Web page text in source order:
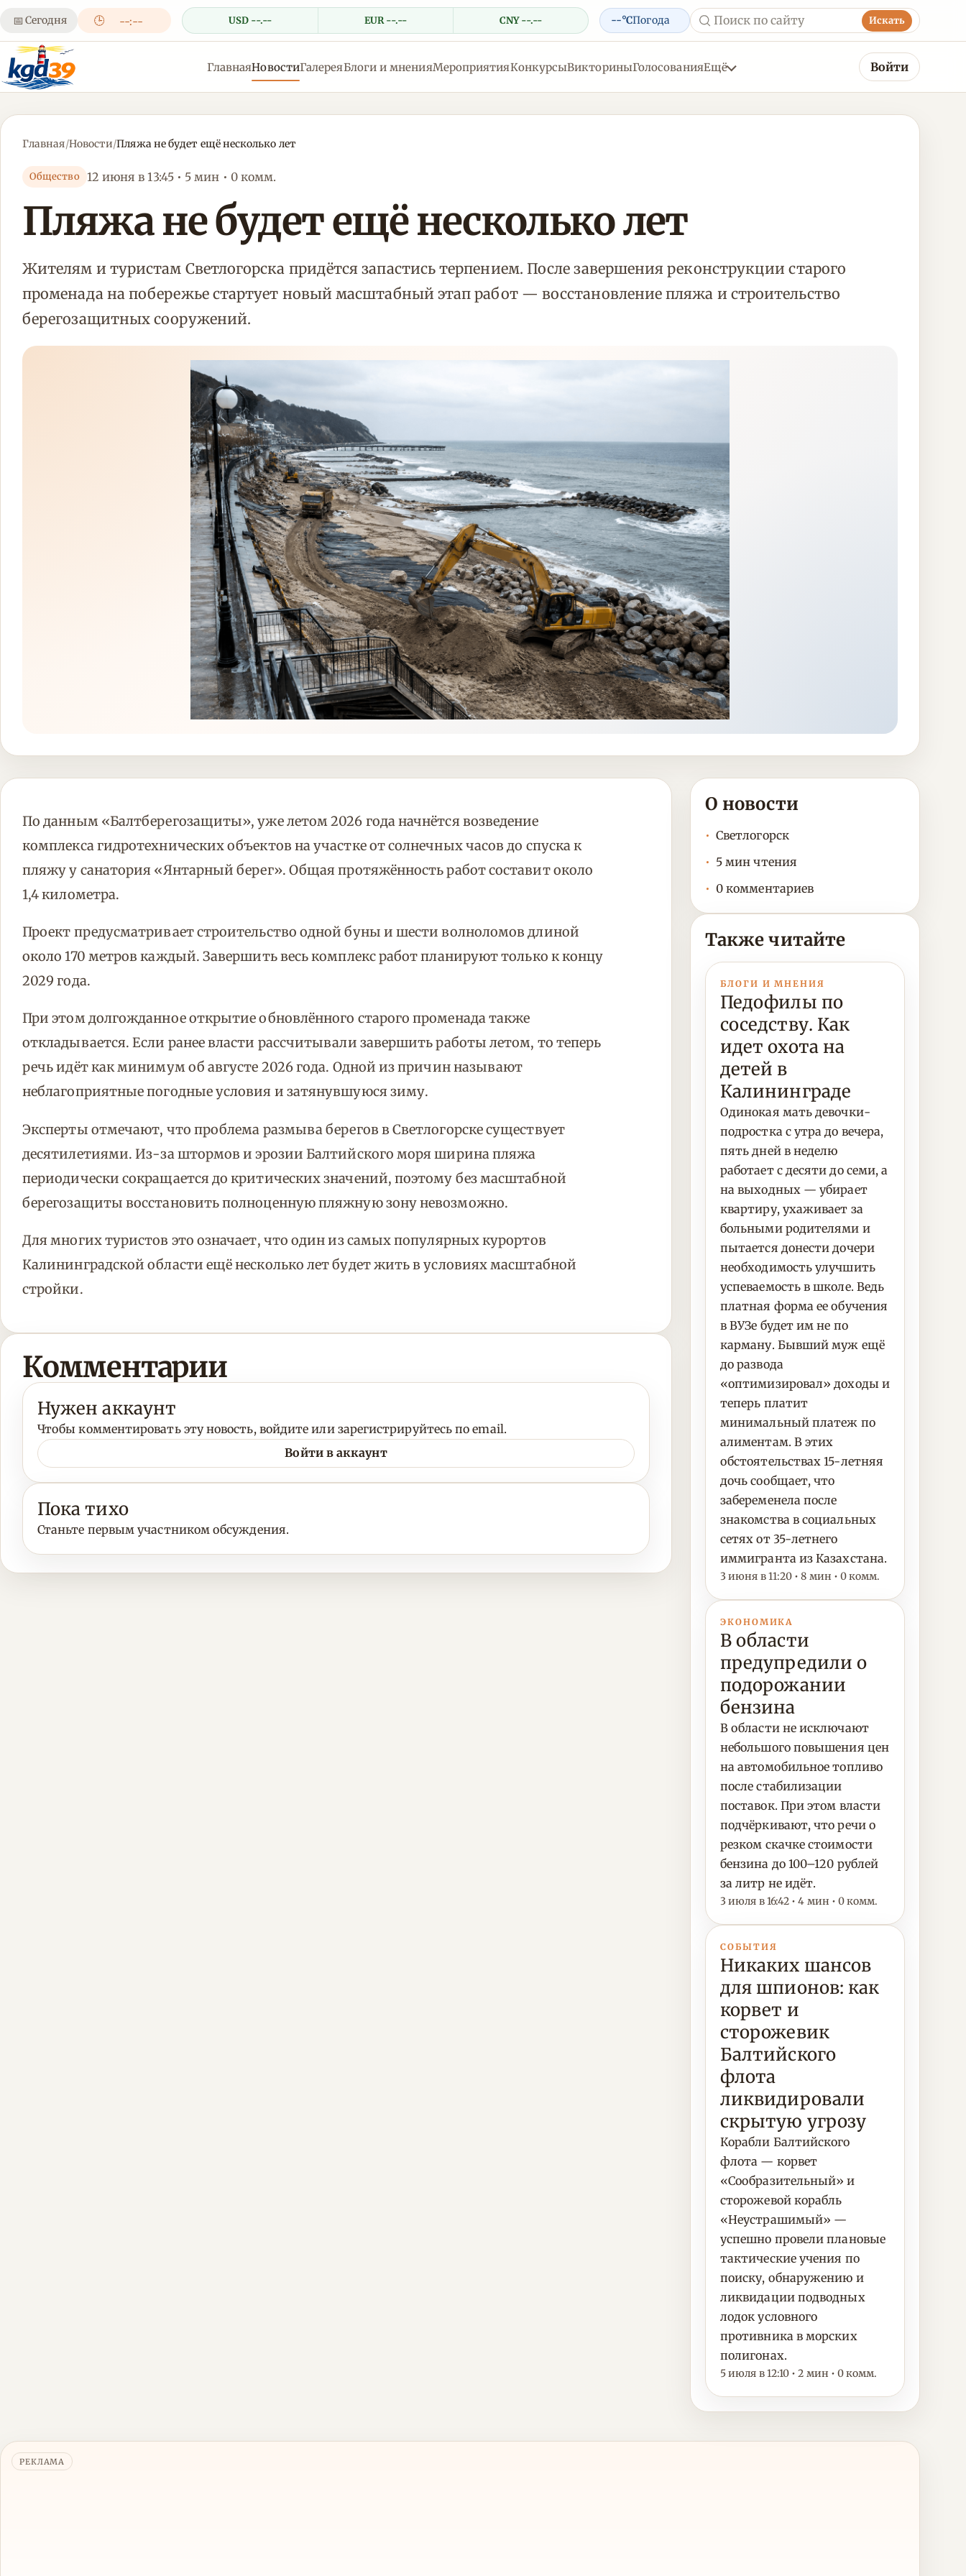
📅 Сегодня 🕒 --:-- USD --.-- EUR --.-- CNY --.-- --°CПогода Искать
ГлавнаяНовостиГалереяБлоги и мненияМероприятияКонкурсыВикториныГолосованияЕщё Войти
Главная/Новости/Пляжа не будет ещё несколько лет
Общество 12 июня в 13:45 • 5 мин • 0 комм.
Пляжа не будет ещё несколько лет
Жителям и туристам Светлогорска придётся запастись терпением. После завершения реконструкции старого
променада на побережье стартует новый масштабный этап работ — восстановление пляжа и строительство
берегозащитных сооружений.
По данным «Балтберегозащиты», уже летом 2026 года начнётся возведение
комплекса гидротехнических объектов на участке от солнечных часов до спуска к
пляжу у санатория «Янтарный берег». Общая протяжённость работ составит около
1,4 километра.
Проект предусматривает строительство одной буны и шести волноломов длиной
около 170 метров каждый. Завершить весь комплекс работ планируют только к концу
2029 года.
При этом долгожданное открытие обновлённого старого променада также
откладывается. Если ранее власти рассчитывали завершить работы летом, то теперь
речь идёт как минимум об августе 2026 года. Одной из причин называют
неблагоприятные погодные условия и затянувшуюся зиму.
Эксперты отмечают, что проблема размыва берегов в Светлогорске существует
десятилетиями. Из-за штормов и эрозии Балтийского моря ширина пляжа
периодически сокращается до критических значений, поэтому без масштабной
берегозащиты восстановить полноценную пляжную зону невозможно.
Для многих туристов это означает, что один из самых популярных курортов
Калининградской области ещё несколько лет будет жить в условиях масштабной
стройки.
Комментарии
Нужен аккаунт
Чтобы комментировать эту новость, войдите или зарегистрируйтесь по email.
Войти в аккаунт
Пока тихо
Станьте первым участником обсуждения.
О новости
Светлогорск
5 мин чтения
0 комментариев
Также читайте
БЛОГИ И МНЕНИЯ
Педофилы по
соседству. Как
идет охота на
детей в
Калининграде
Одинокая мать девочки-
подростка с утра до вечера,
пять дней в неделю
работает с десяти до семи, а
на выходных — убирает
квартиру, ухаживает за
больными родителями и
пытается донести дочери
необходимость улучшить
успеваемость в школе. Ведь
платная форма ее обучения
в ВУЗе будет им не по
карману. Бывший муж ещё
до развода
«оптимизировал» доходы и
теперь платит
минимальный платеж по
алиментам. В этих
обстоятельствах 15-летняя
дочь сообщает, что
забеременела после
знакомства в социальных
сетях от 35-летнего
иммигранта из Казахстана.
3 июня в 11:20 • 8 мин • 0 комм.
ЭКОНОМИКА
В области
предупредили о
подорожании
бензина
В области не исключают
небольшого повышения цен
на автомобильное топливо
после стабилизации
поставок. При этом власти
подчёркивают, что речи о
резком скачке стоимости
бензина до 100–120 рублей
за литр не идёт.
3 июля в 16:42 • 4 мин • 0 комм.
СОБЫТИЯ
Никаких шансов
для шпионов: как
корвет и
сторожевик
Балтийского
флота
ликвидировали
скрытую угрозу
Корабли Балтийского
флота — корвет
«Сообразительный» и
сторожевой корабль
«Неустрашимый» —
успешно провели плановые
тактические учения по
поиску, обнаружению и
ликвидации подводных
лодок условного
противника в морских
полигонах.
5 июля в 12:10 • 2 мин • 0 комм.
РЕКЛАМА